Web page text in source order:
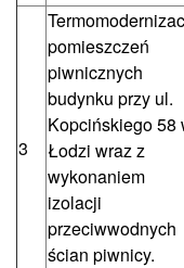
3
pomieszczeń
piwnicznych
budynku przy ul.
Kopcińskiego 58
Łodzi wraz z
wykonaniem
izolacji
przeciwwodnych
ścian piwnicy.